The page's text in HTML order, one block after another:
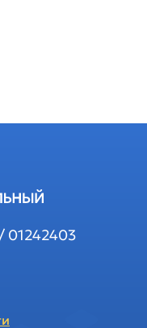
01242403